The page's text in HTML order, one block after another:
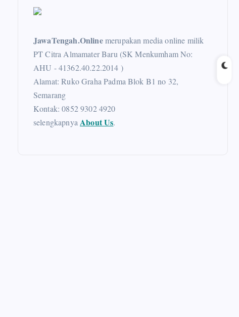
JawaTengah.Onlinemerupakan media online milik
PT Citra Almamater Baru (SK Menkumham No:
AHU - 41362.40.22.2014 )
Alamat: Ruko Graha Padma Blok B1 no 32,
Semarang
Kontak: 0852 9302 4920
selengkapnyaAbout Us.